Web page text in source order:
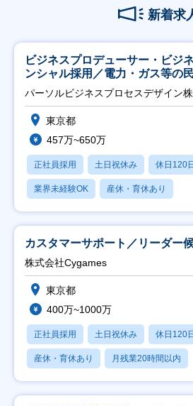
新着求
ビジネスプロデューサー・ビジ
ンシャル採用／電力・ガス等の
ト推進】
パーソルビジネスプロセスデザイン
東京都
457万~650万
正社員採用 土日祝休み 休日120
業界未経験OK 産休・育休あり
カスタマーサポート／リーダー
株式会社Cygames
東京都
400万~1000万
正社員採用 土日祝休み 休日120
産休・育休あり 月残業20時間以内